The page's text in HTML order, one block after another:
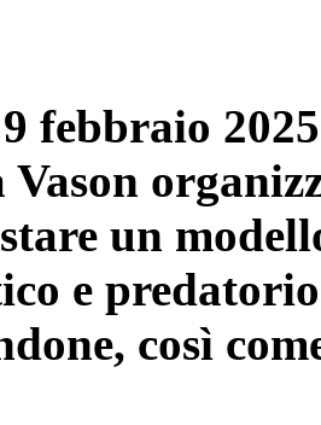
febbraio
Vason
un
e
così